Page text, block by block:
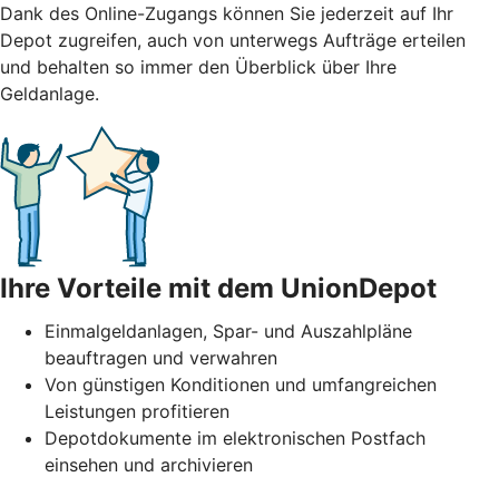
Dank des Online-Zugangs können Sie jederzeit auf Ihr
Depot zugreifen, auch von unterwegs Aufträge erteilen
und behalten so immer den Überblick über Ihre
Geldanlage.
Ihre Vorteile mit dem UnionDepot
Einmalgeldanlagen, Spar- und Auszahlpläne
beauftragen und verwahren
Von günstigen Konditionen und umfangreichen
Leistungen profitieren
Depotdokumente im elektronischen Postfach
einsehen und archivieren